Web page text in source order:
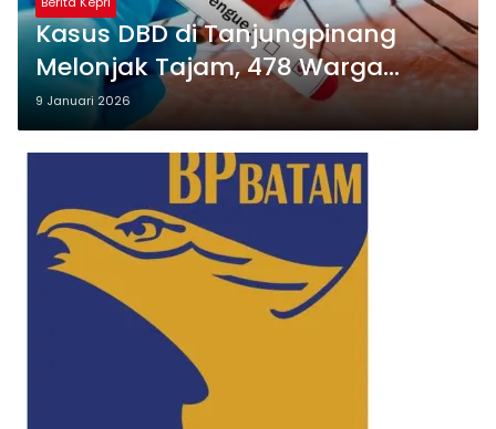
Kasus DBD di Tanjungpinang
Melonjak Tajam, 478 Warga
Terjangkit Sepanjang 2025
9 Januari 2026